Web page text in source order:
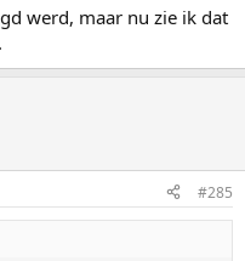
werd, maar nu zie ik dat
#285